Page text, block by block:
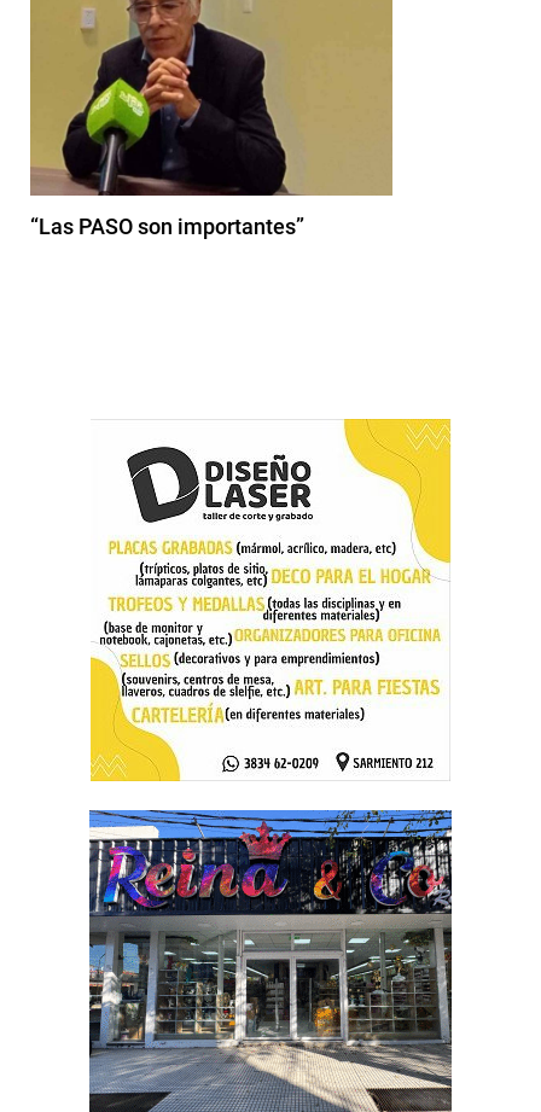
“Las PASO son importantes”